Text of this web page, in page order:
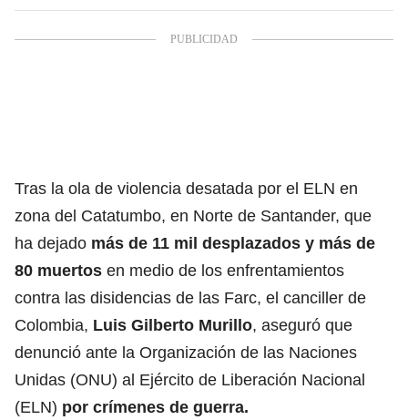
Tras la ola de violencia desatada por el ELN en
zona del Catatumbo, en Norte de Santander, que
ha dejado más de 11 mil desplazados y más de
80 muertos en medio de los enfrentamientos
contra las disidencias de las Farc, el canciller de
Colombia, Luis Gilberto Murillo, aseguró que
denunció ante la Organización de las Naciones
Unidas (ONU) al Ejército de Liberación Nacional
(ELN) por crímenes de guerra.